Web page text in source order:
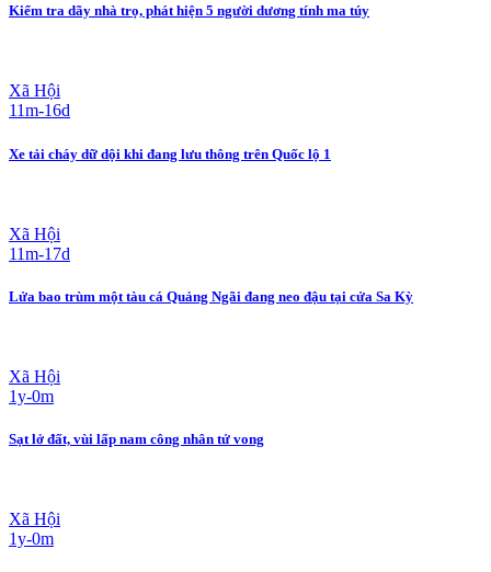
Kiểm tra dãy nhà trọ, phát hiện 5 người dương tính ma túy
Xã Hội
11m-16d
Xe tải cháy dữ dội khi đang lưu thông trên Quốc lộ 1
Xã Hội
11m-17d
Lửa bao trùm một tàu cá Quảng Ngãi đang neo đậu tại cửa Sa Kỳ
Xã Hội
1y-0m
Sạt lở đất, vùi lấp nam công nhân tử vong
Xã Hội
1y-0m